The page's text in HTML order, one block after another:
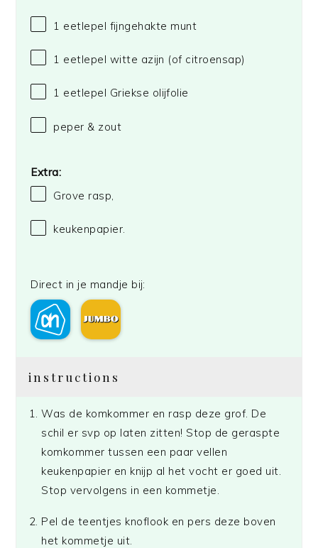
1 eetlepel fijngehakte munt
1 eetlepel witte azijn (of citroensap)
1 eetlepel Griekse olijfolie
peper & zout
Extra:
Grove rasp,
keukenpapier.
Direct in je mandje bij:
instructions
Was de komkommer en rasp deze grof. De
schil er svp op laten zitten! Stop de geraspte
komkommer tussen een paar vellen
keukenpapier en knijp al het vocht er goed uit.
Stop vervolgens in een kommetje.
Pel de teentjes knoflook en pers deze boven
het kommetje uit.